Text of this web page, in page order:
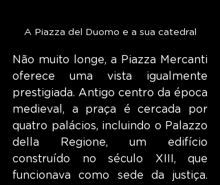
A Piazza del Duomo e a sua catedral
Não muito longe, a Piazza Mercanti
oferece uma vista igualmente
prestigiada. Antigo centro da época
medieval, a praça é cercada por
quatro palácios, incluindo o Palazzo
della Regione, um edifício
construído no século XIII, que
funcionava como sede da justiça.